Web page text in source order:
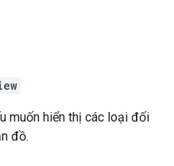
muốn hiển thị các loại đối
đồ.